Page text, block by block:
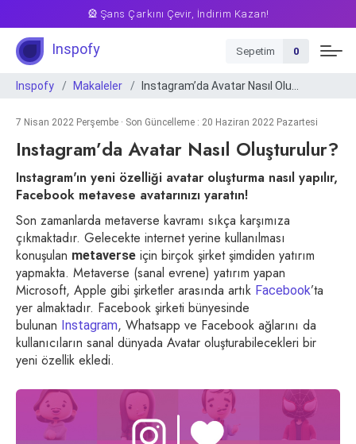
🎡 Şans Çarkını Çevir, İndirim Kazan!
Inspofy Sepetim 0
Inspofy Makaleler Instagram’da Avatar Nasıl Oluşturulur?
7 Nisan 2022 Perşembe · Son Güncelleme : 20 Haziran 2022 Pazartesi
Instagram’da Avatar Nasıl Oluşturulur?
Instagram'ın yeni özelliği avatar oluşturma nasıl yapılır,
Facebook metavese avatarınızı yaratın!
Son zamanlarda metaverse kavramı sıkça karşımıza
çıkmaktadır. Gelecekte internet yerine kullanılması
konuşulan metaverse için birçok şirket şimdiden yatırım
yapmakta. Metaverse (sanal evrene) yatırım yapan
Microsoft, Apple gibi şirketler arasında artık Facebook’ta
yer almaktadır. Facebook şirketi bünyesinde
bulunan Instagram, Whatsapp ve Facebook ağlarını da
kullanıcıların sanal dünyada Avatar oluşturabilecekleri bir
yeni özellik ekledi.